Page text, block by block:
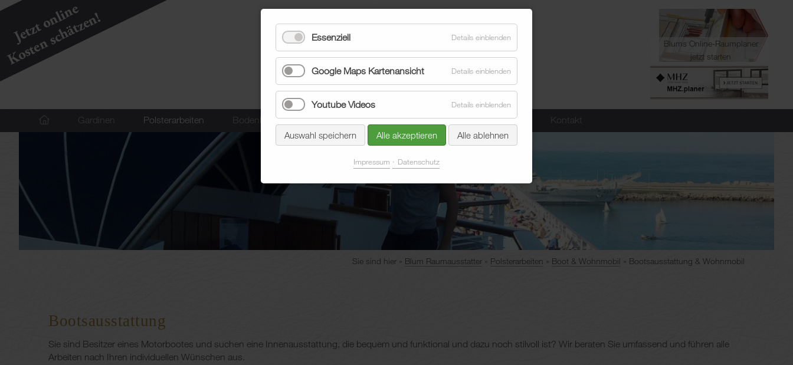
Blums Online-Raumplaner
jetzt starten
Navigation
überspringen
Gardinen Polsterarbeiten Bodenbeläge Sonnenschutz Aktuelles Unternehmen Kontakt
Blum Raumausstatter Polsterarbeiten Boot & Wohnmobil Bootsausstattung & Wohnmobil
Sie sind hier
Bootsausstattung
Sie sind Besitzer eines Motorbootes und suchen eine Innenausstattung, die bequem und funktional und dazu noch stilvoll ist? Wir beraten Sie umfassend und führen alle
Arbeiten nach Ihren individuellen Wünschen aus.
Essenziell Details einblenden
Google Maps Kartenansicht Details einblenden
Youtube Videos Details einblenden
Auswahl speichern Alle akzeptieren Alle ablehnen
Impressum Datenschutz